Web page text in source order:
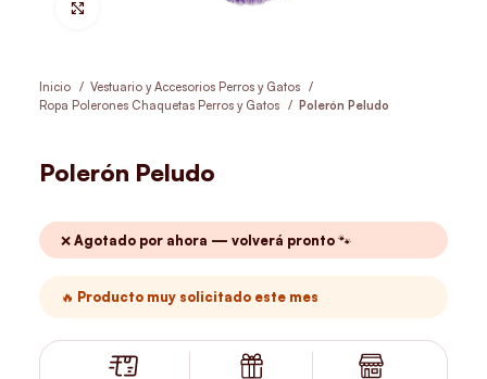
Inicio
Vestuario y Accesorios Perros y Gatos
Ropa Polerones Chaquetas Perros y Gatos
Polerón Peludo
Polerón Peludo
❌ Agotado por ahora — volverá pronto 🐾
🔥 Producto muy solicitado este mes